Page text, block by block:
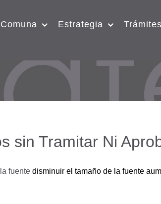
Comuna Estrategia
sin Tramitar Ni
fuente disminuir el tamaño de la fuente